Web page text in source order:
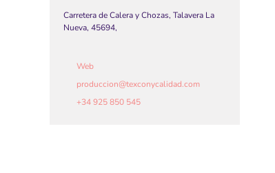
Carretera de Calera y Chozas, Talavera La
Nueva, 45694,
Web
produccion@texconycalidad.com
+34 925 850 545